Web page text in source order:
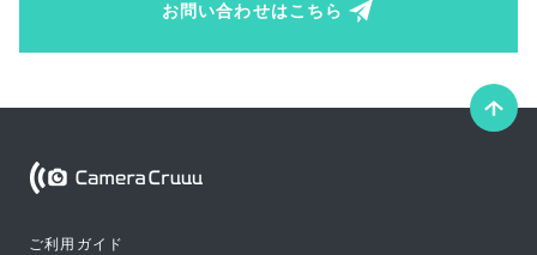
お問い合わせはこちら
こ
ご利用ガイド